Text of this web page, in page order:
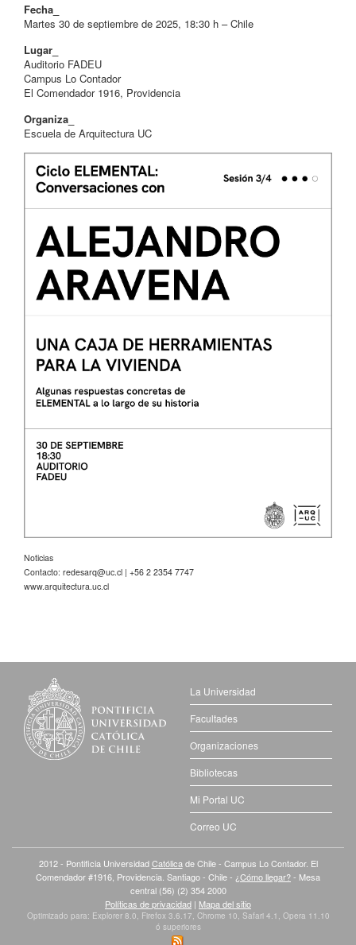
Fecha_
Martes 30 de septiembre de 2025, 18:30 h – Chile
Lugar_
Auditorio FADEU
Campus Lo Contador
El Comendador 1916, Providencia
Organiza_
Escuela de Arquitectura UC
Noticias
Contacto: redesarq@uc.cl | +56 2 2354 7747
www.arquitectura.uc.cl
La Universidad
Facultades
Organizaciones
Bibliotecas
Mi Portal UC
Correo UC
2012 - Pontificia UniversidadCatólica de Chile - Campus Lo Contador. El
Comendador #1916, Providencia. Santiago - Chile - ¿Cómo llegar?- Mesa
central (56) (2) 354 2000
Políticas de privacidad | Mapa del sitio
Optimizado para: Explorer 8.0, Firefox 3.6.17, Chrome 10, Safari 4.1, Opera 11.10
ó superiores